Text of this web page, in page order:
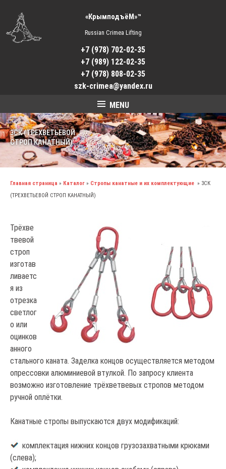
«КрымподъёМ»™
Russian Crimea Lifting
+7 (978) 702-02-35
+7 (989) 122-02-35
+7 (978) 808-02-35
szk-crimea@yandex.ru
MENU
3СК (ТРЕХВЕТЬЕВОЙ
СТРОП КАНАТНЫЙ)
Главная страница » Каталог » Стропы канатные и их комплектующие » 3СК
(ТРЕХВЕТЬЕВОЙ СТРОП КАНАТНЫЙ)
Трёхве
твевой
строп
изготав
ливаетс
я из
отрезка
светлог
о или
оцинков
анного
стального каната. Заделка концов осуществляется методом
опрессовки алюминиевой втулкой. По запросу клиента
возможно изготовление трёхветвевых стропов методом
ручной оплётки.
Канатные стропы выпускаются двух модификаций:
комплектация нижних концов грузозахватными крюками
(слева);